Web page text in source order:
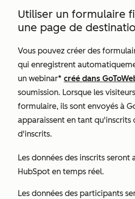
Utiliser un formulaire
une page de
Vous pouvez créer des
qui enregistrent
un webinar* créé dans
soumission. Lorsque les
formulaire, ils sont envoyés à
apparaissent en tant qu'inscrits
d'inscrits.
Les données des inscrits seront
HubSpot en temps réel.
Les données des participants